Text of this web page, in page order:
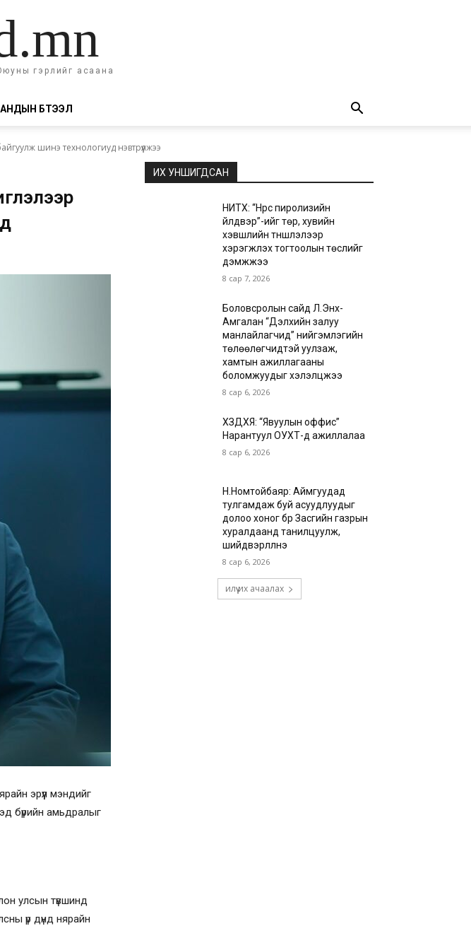
гэрлийг асаана
БҮТЭЭЛ
шинэ технологиуд нэвтрүүлжээ
эрүүл мэндийг
бүрийн амьдралыг
улсын түвшинд
үр дүнд нярайн
ИХ УНШИГДСАН
НИТХ: “Нүүрс пиролизийн
үйлдвэр”-ийг төр, хувийн
хэвшлийн түншлэлээр
хэрэгжүүлэх тогтоолын төслийг
дэмжжээ
8 сар 7, 2026
Боловсролын сайд Л.Энх-
Амгалан “Дэлхийн залуу
манлайлагчид” нийгэмлэгийн
төлөөлөгчидтэй уулзаж,
хамтын ажиллагааны
боломжуудыг хэлэлцжээ
8 сар 6, 2026
ХЗДХЯ: “Явуулын оффис”
Нарантуул ОУХТ-д ажиллалаа
8 сар 6, 2026
Н.Номтойбаяр: Аймгуудад
тулгамдаж буй асуудлуудыг
долоо хоног бүр Засгийн газрын
хуралдаанд танилцуулж,
шийдвэрлүүлнэ
8 сар 6, 2026
илүү их ачаалах